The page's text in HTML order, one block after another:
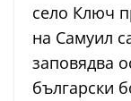
село Ключ
на Самуил
заповядва
български